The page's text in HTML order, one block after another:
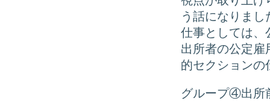
う話になりまし
仕事としては、
出所者の公定雇
的セクションの
グループ④出所